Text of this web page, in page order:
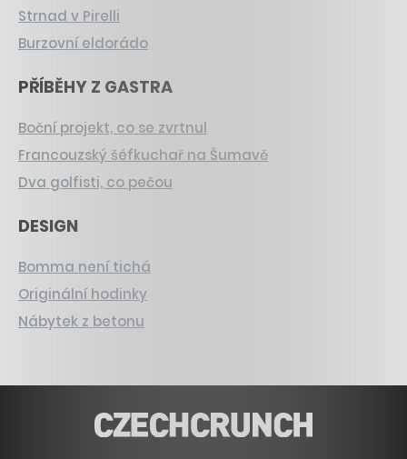
Strnad v Pirelli
Burzovní eldorádo
PŘÍBĚHY Z GASTRA
Boční projekt, co se zvrtnul
Francouzský šéfkuchař na Šumavě
Dva golfisti, co pečou
DESIGN
Bomma není tichá
Originální hodinky
Nábytek z betonu